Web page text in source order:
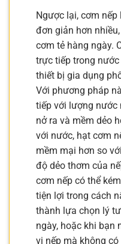
Ngược lại, cơm
đơn giản hơn
cơm tẻ hàng ngày.
trực tiếp trong
thiết bị gia dụng
Với phương pháp
tiếp với lượng nước
nở ra và mềm dẻo
với nước, hạt cơm
mềm mại hơn so
độ dẻo thơm của
cơm nếp có thể
tiện lợi trong cách
thành lựa chọn lý
ngày, hoặc khi bạn
vị nếp mà không